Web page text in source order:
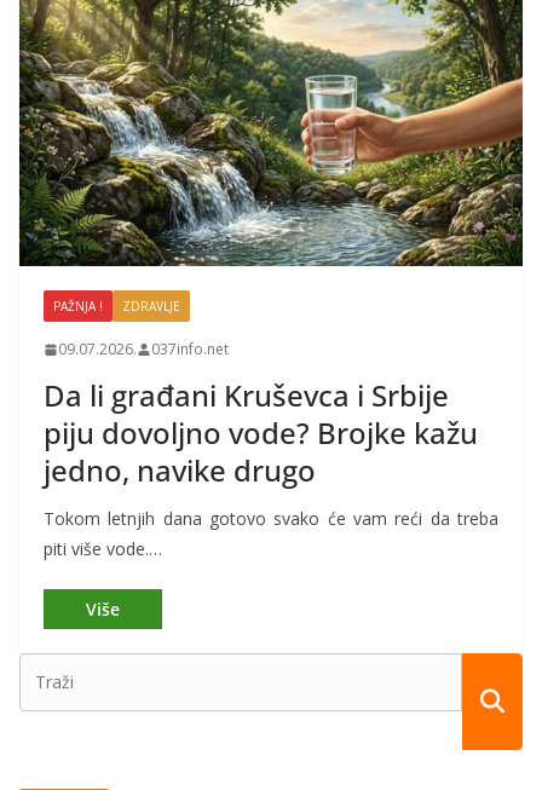
PAŽNJA ! ZDRAVLJE
09.07.2026. 037info.net
Da li građani Kruševca i Srbije
piju dovoljno vode? Brojke kažu
jedno, navike drugo
Tokom letnjih dana gotovo svako će vam reći da treba
piti više vode.…